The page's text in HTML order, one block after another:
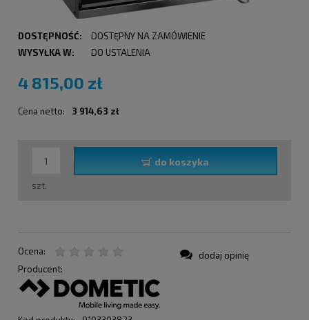
DOSTĘPNOŚĆ:
DOSTĘPNY NA ZAMÓWIENIE
WYSYŁKA W:
DO USTALENIA
4 815,00 zł
Cena netto: 3 914,63 zł
szt.
do koszyka
Ocena:
Producent:
dodaj opinię